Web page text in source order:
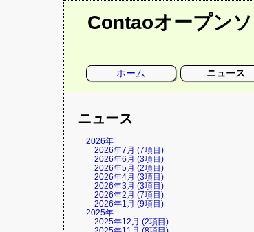
Contaoオープン
ー
ホーム ニュース
ニュース
2026年
2026年7月 (7項目)
2026年6月 (3項目)
2026年5月 (2項目)
2026年4月 (3項目)
2026年3月 (3項目)
2026年2月 (7項目)
2026年1月 (9項目)
2025年
2025年12月 (2項目)